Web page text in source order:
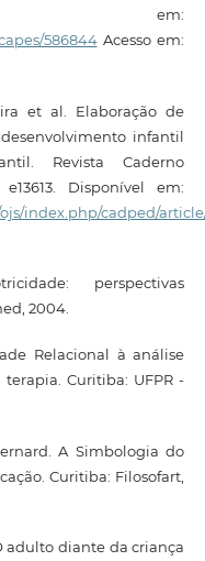
em:
586844Acesso em:
et al. Elaboração de
infantil
Revista Caderno
Disponível em:
index.php/cadped/article/
perspectivas
2004.
Relacional à análise
Curitiba: UFPR -
A Simbologia do
Curitiba: Filosofart,
adulto diante da criança